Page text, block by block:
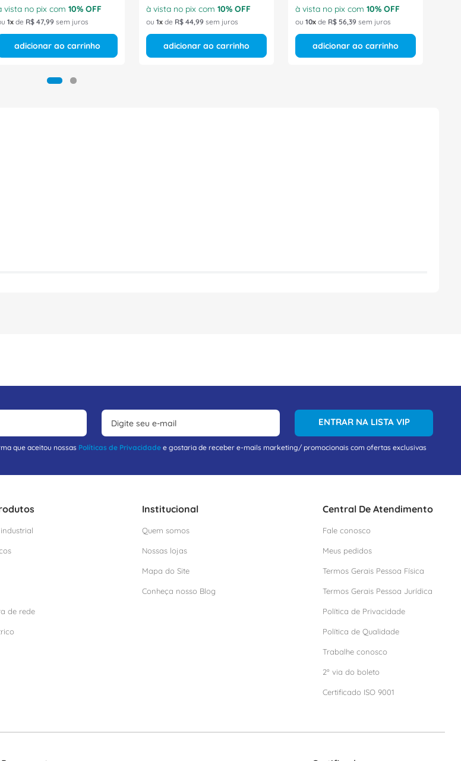
vista no pix com 10% OFF
1 de R$ 47,99 sem juros
adicionar ao carrinho
à vista no pix com 10% OFF
ou 1 de R$ 44,99 sem juros
adicionar ao carrinho
à vista no pix com 10% OFF
ou 10 de R$ 56,39 sem juros
adicionar ao carrinho
ENTRAR NA LISTA VIP
que aceitou nossas Políticas de Privacidade e gostaria de receber e-mails marketing/ promocionais com ofertas exclusivas
de rede
Institucional
Quem somos
Nossas lojas
Mapa do Site
Conheça nosso Blog
Central De Atendimento
Fale conosco
Meus pedidos
Termos Gerais Pessoa Física
Termos Gerais Pessoa Jurídica
Política de Privacidade
Política de Qualidade
Trabalhe conosco
2º via do boleto
Certificado ISO 9001